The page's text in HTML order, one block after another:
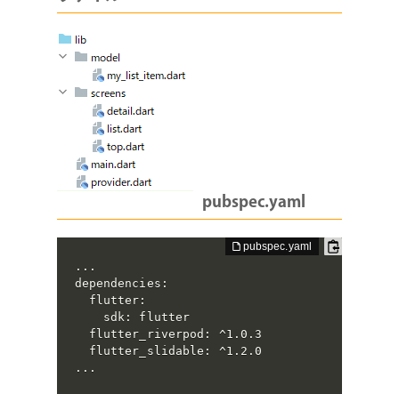
pubspec.yaml
...
dependencies:
  flutter:
    sdk: flutter
  flutter_riverpod: ^1.0.3
  flutter_slidable: ^1.2.0
...